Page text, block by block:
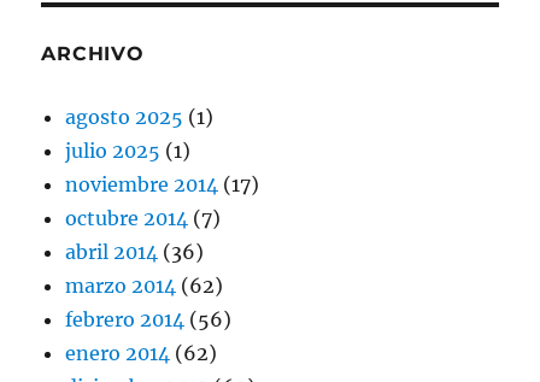
ARCHIVO
agosto 2025 (1)
julio 2025 (1)
noviembre 2014 (17)
octubre 2014 (7)
abril 2014 (36)
marzo 2014 (62)
febrero 2014 (56)
enero 2014 (62)